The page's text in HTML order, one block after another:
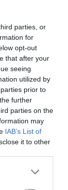
parties, or
for
opt-out
that after your
seeing
utilized by
prior to
further
parties on the
may
IAB’s List of
it to other
more Google